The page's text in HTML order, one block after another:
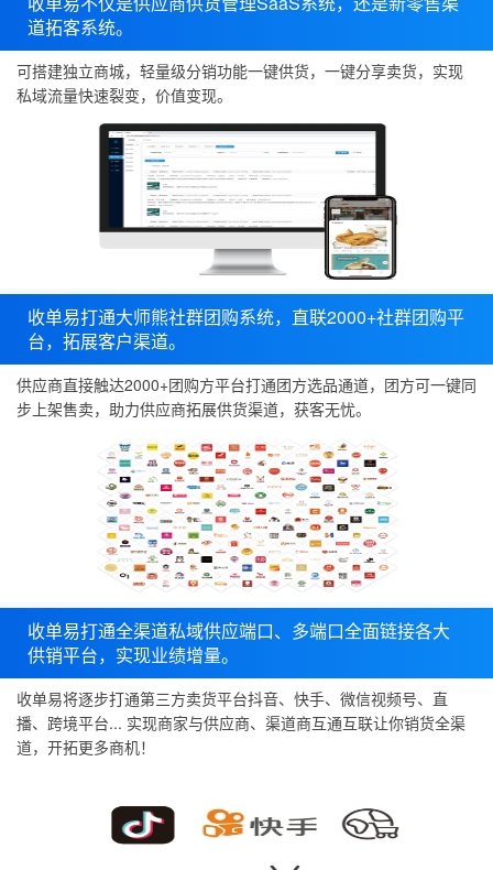
道拓客系统。
可搭建独立商城，轻量级分销功能一键供货，一键分享卖货，实现
私域流量快速裂变，价值变现。
收单易打通大师熊社群团购系统，直联2000+社群团购平
台，拓展客户渠道。
供应商直接触达2000+团购方平台打通团方选品通道，团方可一键同
步上架售卖，助力供应商拓展供货渠道，获客无忧。
收单易打通全渠道私域供应端口、多端口全面链接各大
供销平台，实现业绩增量。
收单易将逐步打通第三方卖货平台抖音、快手、微信视频号、直
播、跨境平台... 实现商家与供应商、渠道商互通互联让你销货全渠
道，开拓更多商机！